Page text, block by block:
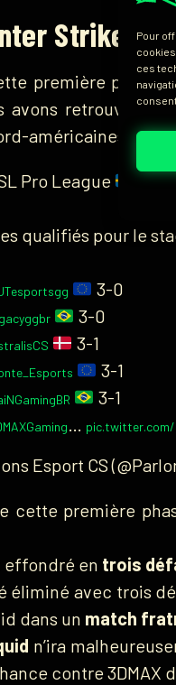
Pour
ces
Strike
première phase
avons retrouvé les
américaines que
Pro League S23
qualifiés pour le
3-0
3-0
3-1
3-1
3-1
… pic.twitter.com/
Esport CS
cette première
effondré en trois
éliminé avec trois
dans un match
n’ira
contre 3DMAX